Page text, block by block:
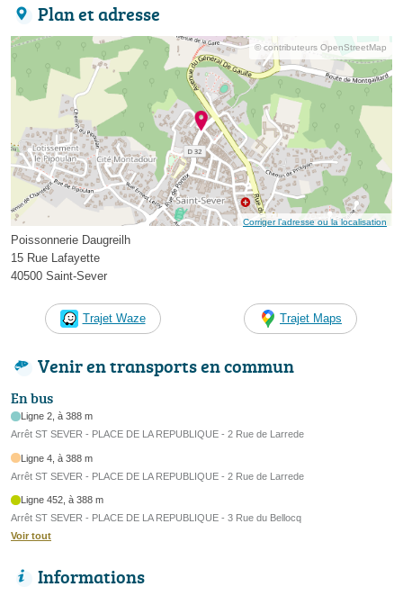
Plan et adresse
© contributeurs OpenStreetMap
Corriger l’adresse ou la localisation
Poissonnerie Daugreilh
15 Rue Lafayette
40500 Saint-Sever
Trajet Waze Trajet Maps
Venir en transports en commun
En bus
Ligne 2, à 388 m
Arrêt ST SEVER - PLACE DE LA REPUBLIQUE - 2 Rue de Larrede
Ligne 4, à 388 m
Arrêt ST SEVER - PLACE DE LA REPUBLIQUE - 2 Rue de Larrede
Ligne 452, à 388 m
Arrêt ST SEVER - PLACE DE LA REPUBLIQUE - 3 Rue du Bellocq
Voir tout
Informations